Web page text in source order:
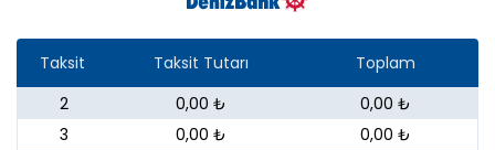
Taksit Taksit Tutarı
Toplam
2
0,00 ₺
0,00 ₺
3
0,00 ₺
0,00 ₺